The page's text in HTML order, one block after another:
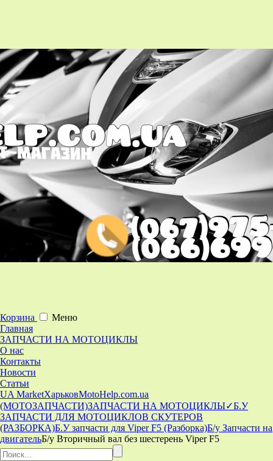
Корзина
Меню
Главная
ЗАПЧАСТИ НА МОТОЦИКЛЫ
О нас
Контакты
Новости
Статьи
UA MarketХарьковMotoHelp.com.ua
(МОТОЗАПЧАСТИ)ЗАПЧАСТИ НА МОТОЦИКЛЫ✓Б.У
ЗАПЧАСТИ ДЛЯ МОТОЦИКЛОВ СКУТЕРОВ
(РАЗБОРКА)Б.У запчасти для Viper F5 (Разборка)Б/у Запчасти на
двигательБ/у Вторичный вал без шестерень Viper F5